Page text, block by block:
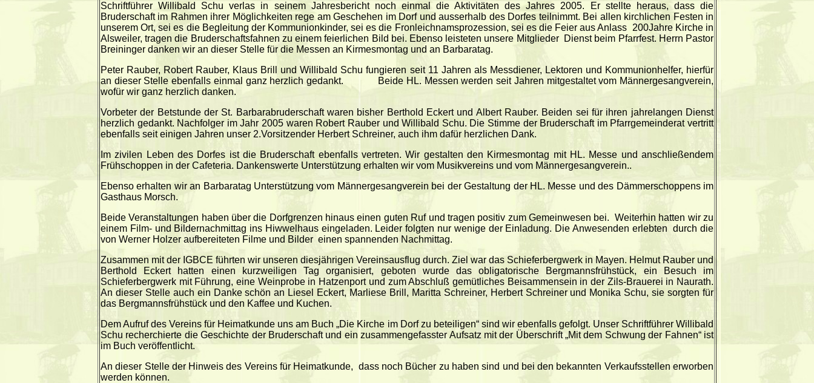
Schriftführer Willibald Schu verlas in seinem Jahresbericht noch einmal die Aktivitäten des Jahres 2005. Er stellte heraus, dass die
Bruderschaft im Rahmen ihrer Möglichkeiten rege am Geschehen im Dorf und ausserhalb des Dorfes teilnimmt. Bei allen kirchlichen Festen in
unserem Ort, sei es die Begleitung der Kommunionkinder, sei es die Fronleichnamsprozession, sei es die Feier aus Anlass 200Jahre Kirche in
Alsweiler, tragen die Bruderschaftsfahnen zu einem feierlichen Bild bei. Ebenso leisteten unsere Mitglieder
Dienst beim Pfarrfest. Herrn Pastor
Breininger danken wir an dieser Stelle für die Messen an Kirmesmontag und an Barbaratag.
Peter Rauber, Robert Rauber, Klaus Brill und Willibald Schu fungieren seit 11 Jahren als Messdiener, Lektoren und Kommunionhelfer, hierfür
an dieser Stelle ebenfalls einmal ganz herzlich gedankt. Beide HL. Messen werden seit Jahren mitgestaltet vom Männergesangverein,
wofür wir ganz herzlich danken.
Vorbeter der Betstunde der St. Barbarabruderschaft waren bisher Berthold Eckert und Albert Rauber. Beiden sei für ihren jahrelangen Dienst
herzlich gedankt. Nachfolger im Jahr 2005 waren Robert Rauber und Willibald Schu. Die Stimme der Bruderschaft im Pfarrgemeinderat vertritt
ebenfalls seit einigen Jahren unser 2.Vorsitzender Herbert Schreiner, auch ihm dafür herzlichen Dank.
Im zivilen Leben des Dorfes ist die Bruderschaft ebenfalls vertreten. Wir gestalten den Kirmesmontag mit HL. Messe und anschließendem
Frühschoppen in der Cafeteria. Dankenswerte Unterstützung erhalten wir vom Musikvereins und vom Männergesangverein..
Ebenso erhalten wir an Barbaratag Unterstützung vom Männergesangverein bei der Gestaltung der HL. Messe und des Dämmerschoppens im
Gasthaus Morsch.
Beide Veranstaltungen haben über die Dorfgrenzen hinaus einen guten Ruf und tragen positiv zum Gemeinwesen bei. Weiterhin hatten wir zu
einem Film- und Bildernachmittag ins Hiwwelhaus eingeladen. Leider folgten nur wenige der Einladung. Die Anwesenden erlebten
durch die
von Werner Holzer aufbereiteten Filme und Bilder einen spannenden Nachmittag.
Zusammen mit der IGBCE führten wir unseren diesjährigen Vereinsausflug durch. Ziel war das Schieferbergwerk in Mayen. Helmut Rauber und
Berthold Eckert hatten einen kurzweiligen Tag organisiert, geboten wurde das obligatorische Bergmannsfrühstück, ein Besuch im
Schieferbergwerk mit Führung, eine Weinprobe in Hatzenport und zum Abschluß gemütliches Beisammensein in der Zils-Brauerei in Naurath.
An dieser Stelle auch ein Danke schön an Liesel Eckert, Marliese Brill, Maritta Schreiner, Herbert Schreiner und Monika Schu, sie sorgten für
das Bergmannsfrühstück und den Kaffee und Kuchen.
Dem Aufruf des Vereins für Heimatkunde uns am Buch „Die Kirche im Dorf zu beteiligen“ sind wir ebenfalls gefolgt. Unser Schriftführer Willibald
Schu recherchierte die Geschichte der Bruderschaft und ein zusammengefasster Aufsatz mit der Überschrift „Mit dem Schwung der Fahnen“ ist
im Buch veröffentlicht.
An dieser Stelle der Hinweis des Vereins für Heimatkunde, dass noch Bücher zu haben sind und bei den bekannten Verkaufsstellen erworben
werden können.